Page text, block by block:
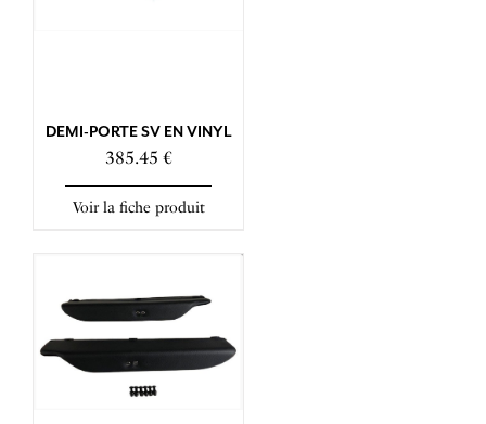
DEMI-PORTE SV EN VINYL
385.45 €
Voir la fiche produit